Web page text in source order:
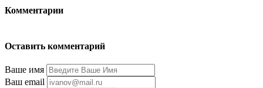
Комментарии
Оставить комментарий
Ваше имя
Ваш email